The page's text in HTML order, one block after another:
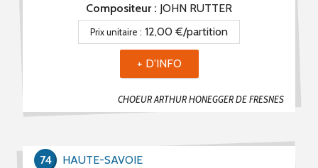
CHOEUR ARTHUR HONEGGER DE FRESNES
Compositeur : JOHN RUTTER
Prix unitaire : 12,00 €/partition
+ D'INFO
HAUTE-SAVOIE
74